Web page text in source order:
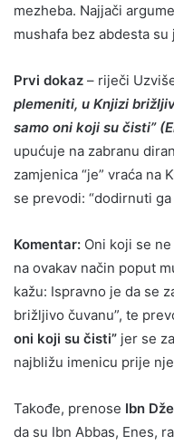
mezheba. Najjači
mushafa bez abdesta
Prvi dokaz – riječi
plemeniti, u Knjizi
samo oni koji su čisti”
upućuje na zabranu
zamjenica “je” vraća na
se prevodi: “dodirnuti
Komentar: Oni koji se
na ovakav način poput
kažu: Ispravno je da se
brižljivo čuvanu”, te
oni koji su čisti” jer se
najbližu imenicu prije
Takođe, prenose Ibn
da su Ibn Abbas, Enes,